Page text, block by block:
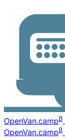
OpenVan.campβ
OpenVan.campβ